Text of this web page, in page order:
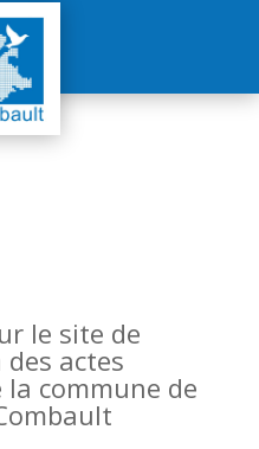
le site de
actes
commune de